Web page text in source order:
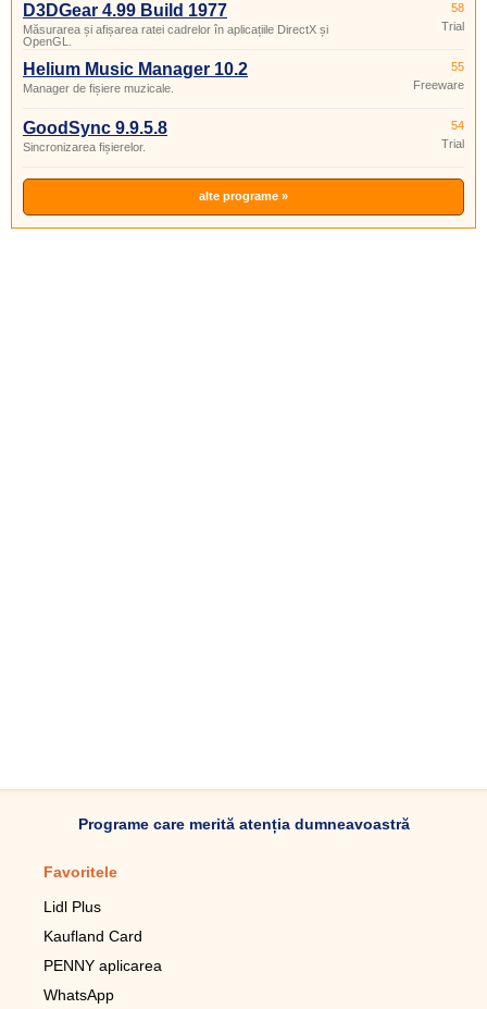
D3DGear 4.99 Build 1977
Măsurarea și afișarea ratei cadrelor în aplicațiile DirectX și
OpenGL.
58
Trial
Helium Music Manager 10.2
Manager de fișiere muzicale.
55
Freeware
GoodSync 9.9.5.8
Sincronizarea fișierelor.
54
Trial
alte programe »
Programe care merită atenția dumneavoastră
Favoritele
Lidl Plus
Kaufland Card
PENNY aplicarea
WhatsApp